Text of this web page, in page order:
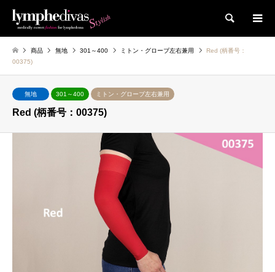
検索
商品 無地 301～400 ミトン・グローブ左右兼用
Red (柄番号：
00375)
無地 301～400 ミトン・グローブ左右兼用
Red (柄番号：00375)